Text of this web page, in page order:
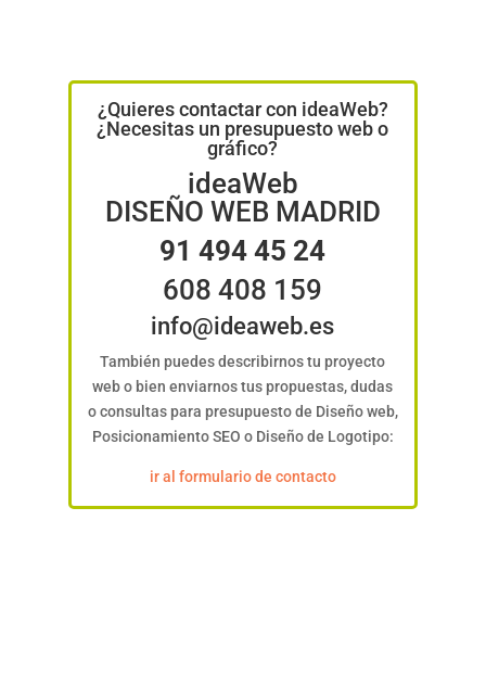
¿Quieres contactar con ideaWeb?
¿Necesitas un presupuesto web o
gráfico?
ideaWeb
DISEÑO WEB MADRID
91 494 45 24
608 408 159
info@ideaweb.es
También puedes describirnos tu proyecto
web o bien enviarnos tus propuestas, dudas
o consultas para presupuesto de Diseño web,
Posicionamiento SEO o Diseño de Logotipo:
ir al formulario de contacto